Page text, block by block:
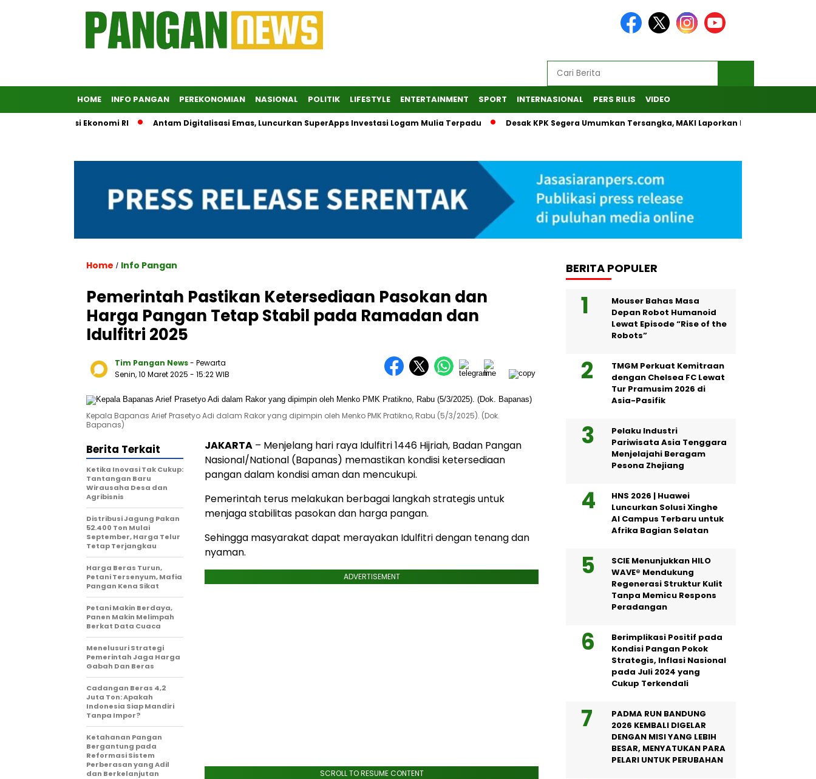
HOME INFO PANGAN PEREKONOMIAN NASIONAL POLITIK LIFESTYLE ENTERTAINMENT SPORT INTERNASIONAL PERS RILIS VIDEO
Diplomasi Ekonomi RI Antam Digitalisasi Emas, Luncurkan SuperApps Investasi Logam Mulia Terpadu Desak KPK Segera Umumkan Tersangka, MAKI Laporkan Penanganan Kasus CSR
Home / Info Pangan
Pemerintah Pastikan Ketersediaan Pasokan dan
Harga Pangan Tetap Stabil pada Ramadan dan
Idulfitri 2025
Tim Pangan News- Pewarta
Senin, 10 Maret 2025 - 15:22 WIB
Kepala Bapanas Arief Prasetyo Adi dalam Rakor yang dipimpin oleh Menko PMK Pratikno, Rabu (5/3/2025). (Dok.
Bapanas)
JAKARTA – Menjelang hari raya Idulfitri 1446 Hijriah, Badan Pangan
Nasional/National (Bapanas) memastikan kondisi ketersediaan
pangan dalam kondisi aman dan mencukupi.
Pemerintah terus melakukan berbagai langkah strategis untuk
menjaga stabilitas pasokan dan harga pangan.
Sehingga masyarakat dapat merayakan Idulfitri dengan tenang dan
nyaman.
ADVERTISEMENT
SCROLL TO RESUME CONTENT
Berita Terkait
Ketika Inovasi Tak Cukup:
Tantangan Baru
Wirausaha Desa dan
Agribisnis
Distribusi Jagung Pakan
52.400 Ton Mulai
September, Harga Telur
Tetap Terjangkau
Harga Beras Turun,
Petani Tersenyum, Mafia
Pangan Kena Sikat
Petani Makin Berdaya,
Panen Makin Melimpah
Berkat Data Cuaca
Menelusuri Strategi
Pemerintah Jaga Harga
Gabah Dan Beras
Cadangan Beras 4,2
Juta Ton: Apakah
Indonesia Siap Mandiri
Tanpa Impor?
Ketahanan Pangan
Bergantung pada
Reformasi Sistem
Perberasan yang Adil
dan Berkelanjutan
BERITA POPULER
Mouser Bahas Masa
Depan Robot Humanoid
Lewat Episode “Rise of the
Robots”
TMGM Perkuat Kemitraan
dengan Chelsea FC Lewat
Tur Pramusim 2026 di
Asia-Pasifik
Pelaku Industri
Pariwisata Asia Tenggara
Menjelajahi Beragam
Pesona Zhejiang
HNS 2026 | Huawei
Luncurkan Solusi Xinghe
AI Campus Terbaru untuk
Afrika Bagian Selatan
SCIE Menunjukkan HILO
WAVE® Mendukung
Regenerasi Struktur Kulit
Tanpa Memicu Respons
Peradangan
Berimplikasi Positif pada
Kondisi Pangan Pokok
Strategis, Inflasi Nasional
pada Juli 2024 yang
Cukup Terkendali
PADMA RUN BANDUNG
2026 KEMBALI DIGELAR
DENGAN MISI YANG LEBIH
BESAR, MENYATUKAN PARA
PELARI UNTUK PERUBAHAN